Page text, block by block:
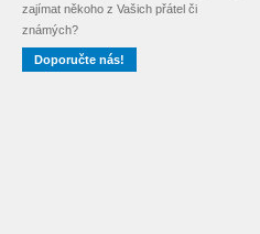
zajímat někoho z Vašich přátel či
známých?
Doporučte nás!